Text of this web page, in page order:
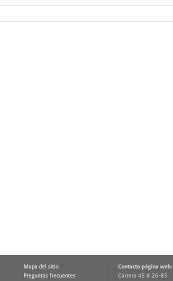
Mapa del sitio
Preguntas frecuentes
Contacto página web:
Carrera 45 # 26-85